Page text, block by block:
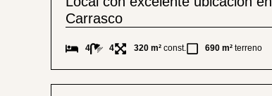
Carrasco
4 4 320 m² const. 690 m² terreno